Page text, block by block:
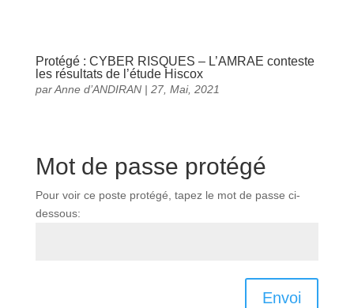
Protégé : CYBER RISQUES – L’AMRAE conteste
les résultats de l’étude Hiscox
parAnne d’ANDIRAN| 27, Mai, 2021
Mot de passe protégé
Pour voir ce poste protégé, tapez le mot de passe ci-
dessous:
Envoi